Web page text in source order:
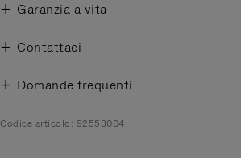
Garanzia a vita
Contattaci
Domande frequenti
Codice articolo: 92553004